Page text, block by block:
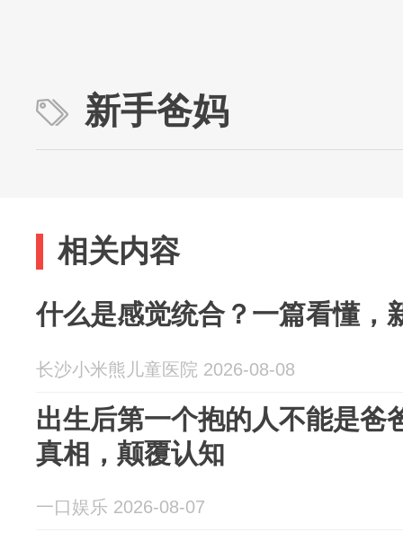
新手爸妈
相关内容
什么是感觉统合？一篇看懂，
长沙小米熊儿童医院 2026-08-08
出生后第一个抱的人不能是爸
真相，颠覆认知
一口娱乐 2026-08-07